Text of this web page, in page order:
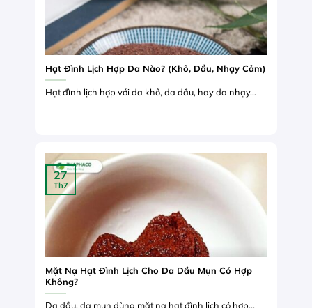
Hạt Đình Lịch Hợp Da Nào? (Khô, Dầu, Nhạy Cảm)
Hạt đình lịch hợp với da khô, da dầu, hay da nhạy...
Mặt Nạ Hạt Đình Lịch Cho Da Dầu Mụn Có Hợp
Không?
Da dầu, da mụn dùng mặt nạ hạt đình lịch có hợp...
27
Th7